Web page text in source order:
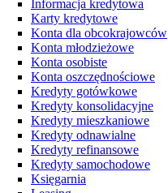
Informacja kredytowa
Karty kredytowe
Konta dla obcokrajowców
Konta młodzieżowe
Konta osobiste
Konta oszczędnościowe
Kredyty gotówkowe
Kredyty konsolidacyjne
Kredyty mieszkaniowe
Kredyty odnawialne
Kredyty refinansowe
Kredyty samochodowe
Księgarnia